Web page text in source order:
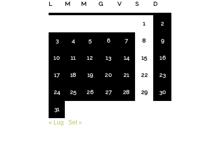
L M M G V S D
1 2
3 4 5 6 7 8 9
10 11 12 13 14 15 16
17 18 19 20 21 22 23
24 25 26 27 28 29 30
31
« Lug
Set »